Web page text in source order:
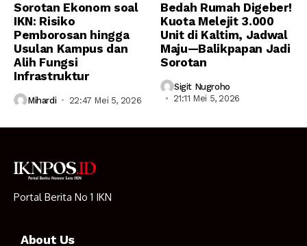
Sorotan Ekonom soal
IKN: Risiko
Pemborosan hingga
Usulan Kampus dan
Alih Fungsi
Infrastruktur
Mihardi 22:47 Mei 5, 2026
Bedah Rumah Digeber!
Kuota Melejit 3.000
Unit di Kaltim, Jadwal
Maju—Balikpapan Jadi
Sorotan
Sigit Nugroho
21:11 Mei 5, 2026
Portal Berita No 1 IKN
About Us